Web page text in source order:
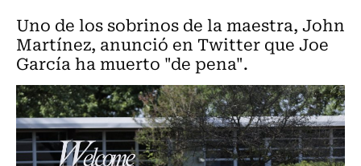
Uno de los sobrinos de la maestra, John
Martínez, anunció en Twitter que Joe
García ha muerto "de pena".